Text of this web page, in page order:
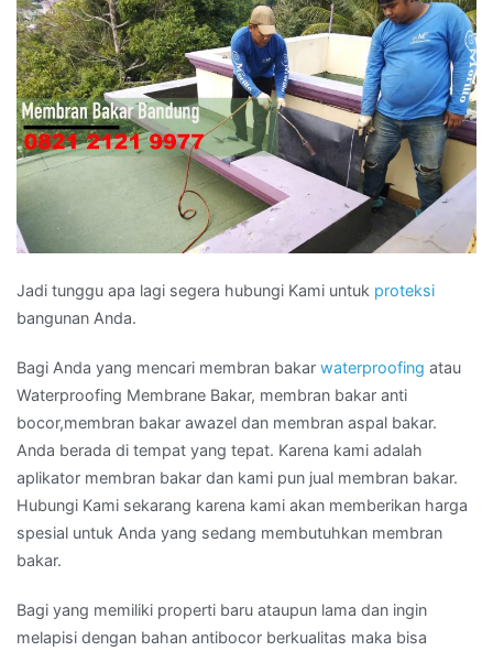
Jadi tunggu apa lagi segera hubungi Kami untuk proteksi
bangunan Anda.
Bagi Anda yang mencari membran bakar waterproofing atau
Waterproofing Membrane Bakar, membran bakar anti
bocor,membran bakar awazel dan membran aspal bakar.
Anda berada di tempat yang tepat. Karena kami adalah
aplikator membran bakar dan kami pun jual membran bakar.
Hubungi Kami sekarang karena kami akan memberikan harga
spesial untuk Anda yang sedang membutuhkan membran
bakar.
Bagi yang memiliki properti baru ataupun lama dan ingin
melapisi dengan bahan antibocor berkualitas maka bisa